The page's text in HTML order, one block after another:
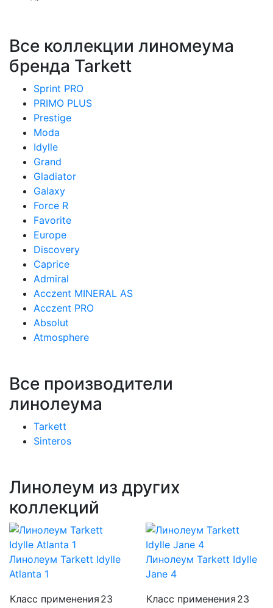
Все коллекции линомеума
бренда Tarkett
Sprint PRO
PRIMO PLUS
Prestige
Moda
Idylle
Grand
Gladiator
Galaxy
Force R
Favorite
Europe
Discovery
Caprice
Admiral
Acczent MINERAL AS
Acczent PRO
Absolut
Atmosphere
Все производители
линолеума
Tarkett
Sinteros
Линолеум из других
коллекций
Линолеум Tarkett Idylle
Atlanta 1
Класс применения 23
Линолеум Tarkett Idylle
Jane 4
Класс применения 23